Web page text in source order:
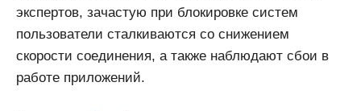
экспертов, зачастую при блокировке систем
пользователи сталкиваются со снижением
скорости соединения, а также наблюдают сбои в
работе приложений.